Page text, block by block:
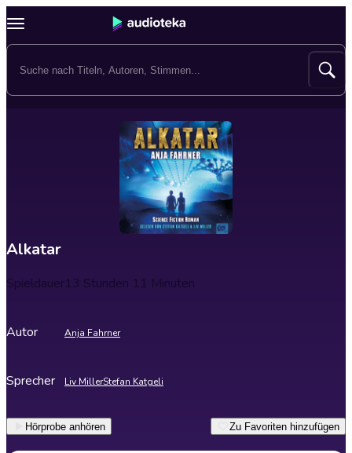
Alkatar
Spieldauer13 Stunden 11 Minuten
Autor Anja Fahrner
Sprecher Liv MillerStefan Katgeli
Hörprobe anhören Zu Favoriten hinzufügen